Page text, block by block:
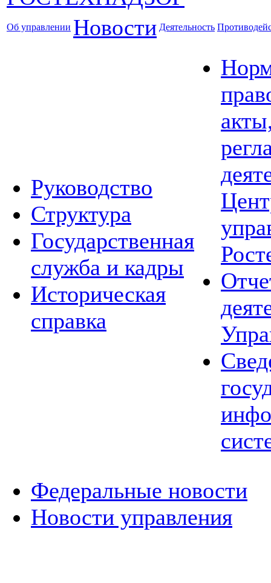
Об управлении Новости Деятельность
Руководство
Структура
Государственная
служба и кадры
Историческая
справка
Федеральные новости
Новости управления